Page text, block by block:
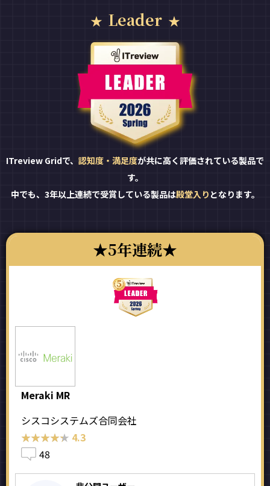
Leader
ITreview Gridで、 認知度・満足度が共に高く評価されている製品で
す。
中でも、3年以上連続で受賞している製品は殿堂入り となります。
5年連続
Meraki MR
シスコシステムズ合同会社
★★★★★
★★★★★ 4.3
48